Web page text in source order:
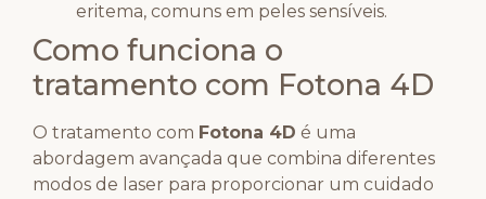
eritema, comuns em peles sensíveis.
Como funciona o
tratamento com Fotona 4D
O tratamento com Fotona 4D é uma
abordagem avançada que combina diferentes
modos de laser para proporcionar um cuidado